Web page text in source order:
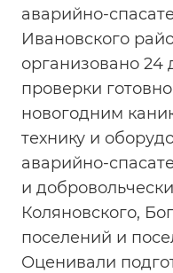
аварийно-
Ивановского
организовано 24
проверки
новогодним
технику и
аварийно-
и
Коляновского,
поселений и
Оценивали